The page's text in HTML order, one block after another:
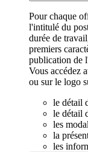
Pour chaque
l'intitulé du
durée de
premiers
publication de
Vous accédez
ou sur le logo
le détail
le détail
les
la
les